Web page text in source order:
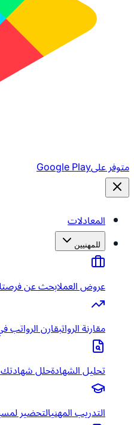
متوفر علىGoogle Play
المعادلات
للمهنيين
عروض العملابحث عن
مقارنة الرواتبقارن الرواتب في 7
تحليل الشهادةحلل شهادتك
التدريب المهنيالتحضير